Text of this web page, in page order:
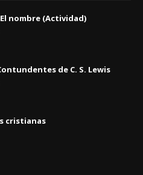
nombre (Actividad)
de C. S. Lewis
cristianas